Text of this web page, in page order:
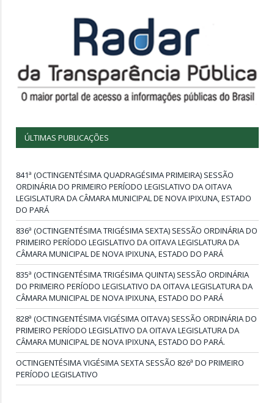
ÚLTIMAS PUBLICAÇÕES
841ª (OCTINGENTÉSIMA QUADRAGÉSIMA PRIMEIRA) SESSÃO
ORDINÁRIA DO PRIMEIRO PERÍODO LEGISLATIVO DA OITAVA
LEGISLATURA DA CÂMARA MUNICIPAL DE NOVA IPIXUNA, ESTADO
DO PARÁ
836ª (OCTINGENTÉSIMA TRIGÉSIMA SEXTA) SESSÃO ORDINÁRIA DO
PRIMEIRO PERÍODO LEGISLATIVO DA OITAVA LEGISLATURA DA
CÂMARA MUNICIPAL DE NOVA IPIXUNA, ESTADO DO PARÁ
835ª (OCTINGENTÉSIMA TRIGÉSIMA QUINTA) SESSÃO ORDINÁRIA
DO PRIMEIRO PERÍODO LEGISLATIVO DA OITAVA LEGISLATURA DA
CÂMARA MUNICIPAL DE NOVA IPIXUNA, ESTADO DO PARÁ
828ª (OCTINGENTÉSIMA VIGÉSIMA OITAVA) SESSÃO ORDINÁRIA DO
PRIMEIRO PERÍODO LEGISLATIVO DA OITAVA LEGISLATURA DA
CÂMARA MUNICIPAL DE NOVA IPIXUNA, ESTADO DO PARÁ.
OCTINGENTÉSIMA VIGÉSIMA SEXTA SESSÃO 826ª DO PRIMEIRO
PERÍODO LEGISLATIVO